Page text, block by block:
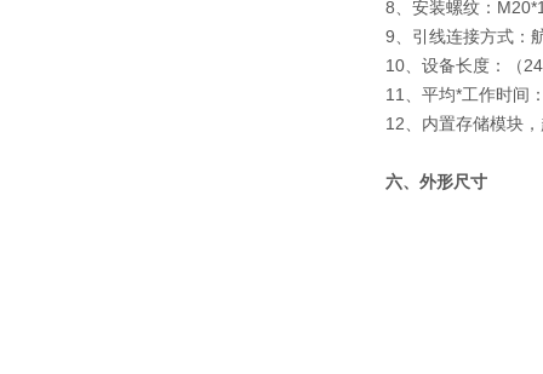
8、安装螺纹：
9、引线连接方式：
10、设备长度：（
11、平均*工作时间
12、内置存储模块
六、外形尺寸